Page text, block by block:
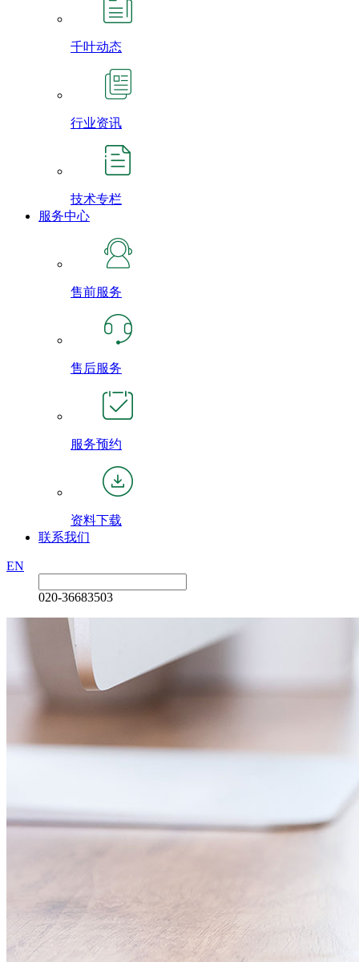
千叶动态
行业资讯
技术专栏
服务中心
售前服务
售后服务
服务预约
资料下载
联系我们
EN
020-36683503